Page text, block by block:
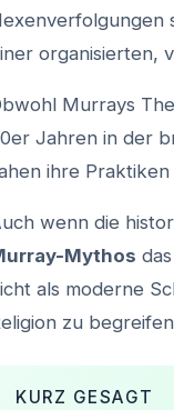
organisierten,
Murrays
Jahren in der
ihre
wenn die
Mythos
als moderne
zu
KURZ GESAGT